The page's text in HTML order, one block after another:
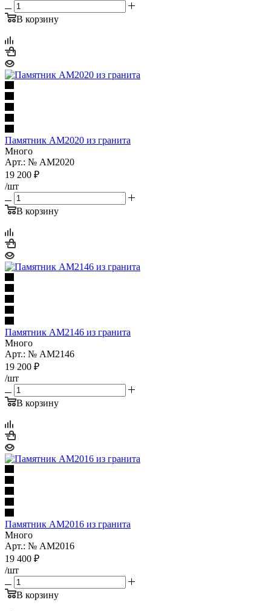
В корзину
Памятник AM2020 из гранита
Много
Арт.: № AM2020
19 200 ₽
/шт
В корзину
Памятник AM2146 из гранита
Много
Арт.: № AM2146
19 200 ₽
/шт
В корзину
Памятник AM2016 из гранита
Много
Арт.: № AM2016
19 400 ₽
/шт
В корзину